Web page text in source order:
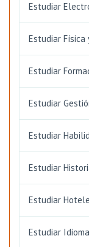
Estudiar
Estudiar Física
Estudiar
Estudiar
Estudiar
Estudiar
Estudiar
Estudiar